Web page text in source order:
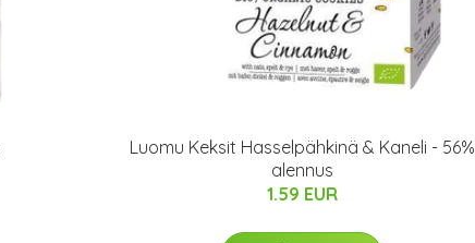
Luomu Keksit Hasselpähkinä & Kaneli - 56%
alennus
1.59 EUR